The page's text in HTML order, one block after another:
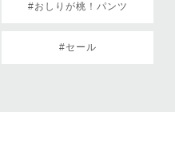
#おしりが桃！パンツ
#セール